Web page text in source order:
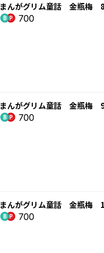
まんがグリム童話 金瓶梅
700
まんがグリム童話 金瓶梅
700
まんがグリム童話 金瓶梅
700